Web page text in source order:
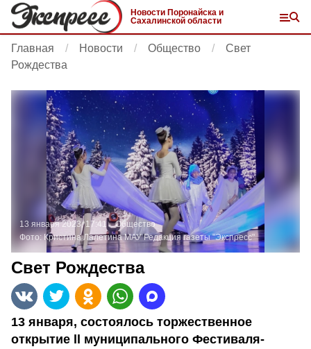
Новости Поронайска и
Сахалинской области
Главная Новости Общество
Свет
Рождества
13 января 2023, 17:41
Общество
Фото:Кристина Лалетина МАУ Редакция газеты "Экспресс"
Свет Рождества
13 января, состоялось торжественное
открытие ll муниципального Фестиваля-